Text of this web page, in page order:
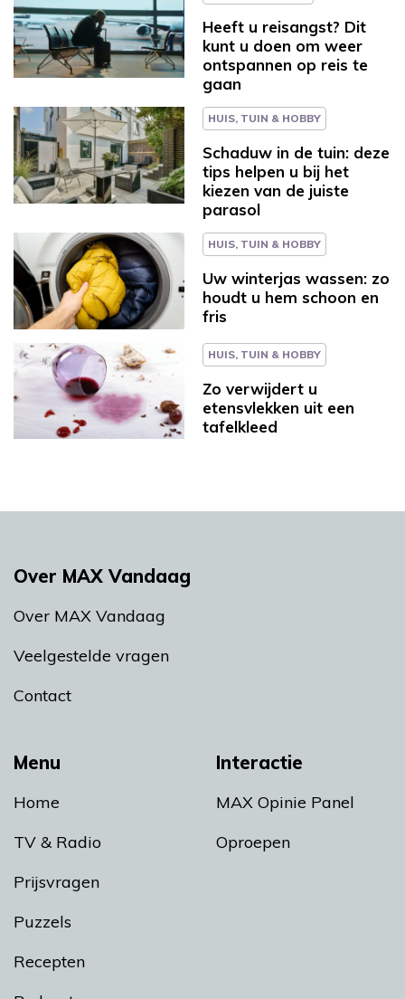
Heeft u reisangst? Dit
kunt u doen om weer
ontspannen op reis te
gaan
HUIS, TUIN & HOBBY
Schaduw in de tuin: deze
tips helpen u bij het
kiezen van de juiste
parasol
HUIS, TUIN & HOBBY
Uw winterjas wassen: zo
houdt u hem schoon en
fris
HUIS, TUIN & HOBBY
Zo verwijdert u
etensvlekken uit een
tafelkleed
Menu
Home
TV & Radio
Prijsvragen
Puzzels
Recepten
Interactie
MAX Opinie Panel
Oproepen
Over MAX Vandaag
Over MAX Vandaag
Veelgestelde vragen
Contact